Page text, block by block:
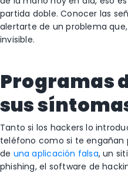
partida doble. Conocer las
alertarte de un problema
invisible.
Programas
sus
Tanto si los hackers lo
teléfono como si te engañan
de una aplicación falsa, un
phishing, el software de